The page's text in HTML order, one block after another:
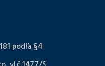
podľa §4